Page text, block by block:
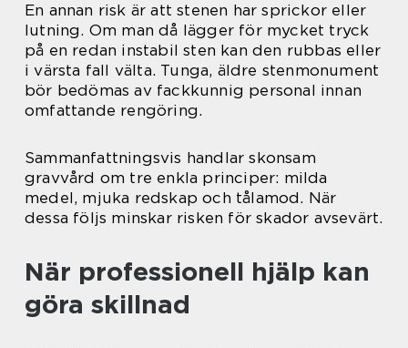
En annan risk är att stenen har sprickor eller
lutning. Om man då lägger för mycket tryck
på en redan instabil sten kan den rubbas eller
i värsta fall välta. Tunga, äldre stenmonument
bör bedömas av fackkunnig personal innan
omfattande rengöring.
Sammanfattningsvis handlar skonsam
gravvård om tre enkla principer: milda
medel, mjuka redskap och tålamod. När
dessa följs minskar risken för skador avsevärt.
När professionell hjälp kan
göra skillnad